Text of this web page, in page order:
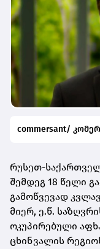
commersant/
რუსეთ-
შემდეგ 18 წელი
გამოწვევად
მიერ, ე.წ.
ოკუპირებული
ცხინვალის